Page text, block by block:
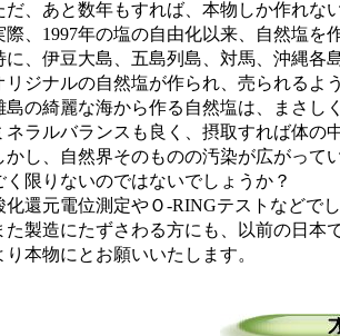
あと数年もすれば、本物しか作れな
1997年の塩の自由化以来、自然塩を
伊豆大島、五島列島、対馬、沖縄各
ナルの自然塩が作られ、売られるよ
綺麗な海から作る自然塩は、まさし
ルバランスも良く、摂取すれば体の
、自然界そのものの汚染が広がって
りないのではないでしょうか？
元電位測定やＯ-RINGテストなどでし
造にたずさわる方にも、以前の日本
物にとお願いいたします。